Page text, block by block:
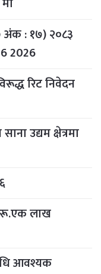
अंक : १७) २०८३
2026
रिट निवेदन
उद्यम क्षेत्रमा
रू.एक लाख
आवश्यक